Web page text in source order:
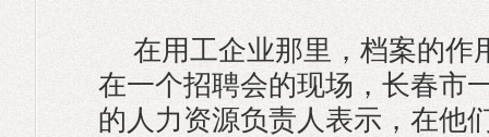
在用工企业那里，档案的作
在一个招聘会的现场，长春市
的人力资源负责人表示，在他